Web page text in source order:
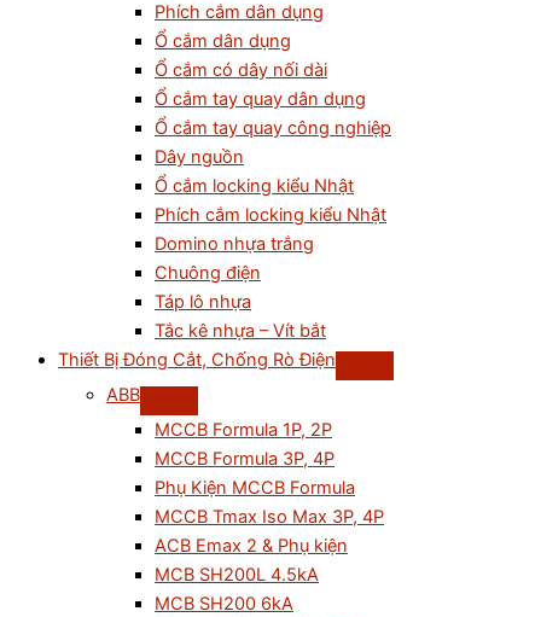
Phích cắm dân dụng
Ổ cắm dân dụng
Ổ cắm có dây nối dài
Ổ cắm tay quay dân dụng
Ổ cắm tay quay công nghiệp
Dây nguồn
Ổ cắm locking kiểu Nhật
Phích cắm locking kiểu Nhật
Domino nhựa trắng
Chuông điện
Táp lô nhựa
Tắc kê nhựa – Vít bắt
Thiết Bị Đóng Cắt, Chống Rò Điện
ABB
MCCB Formula 1P, 2P
MCCB Formula 3P, 4P
Phụ Kiện MCCB Formula
MCCB Tmax Iso Max 3P, 4P
ACB Emax 2 & Phụ kiện
MCB SH200L 4.5kA
MCB SH200 6kA